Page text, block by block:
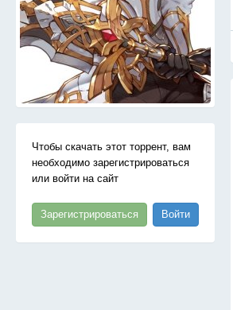
Чтобы скачать этот торрент, вам
необходимо зарегистрироваться
или войти на сайт
Зарегистрироваться Войти